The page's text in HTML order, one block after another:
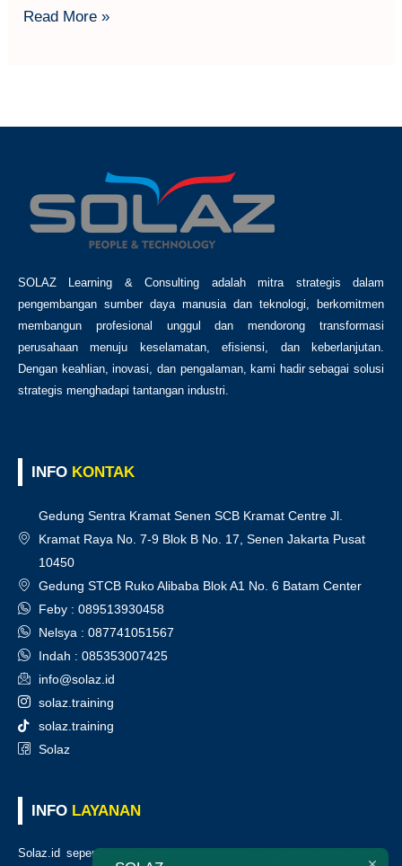
Read More »
SOLAZ Learning & Consulting adalah mitra strategis dalam
pengembangan sumber daya manusia dan teknologi, berkomitmen
membangun profesional unggul dan mendorong transformasi
perusahaan menuju keselamatan, efisiensi, dan keberlanjutan.
Dengan keahlian, inovasi, dan pengalaman, kami hadir sebagai solusi
strategis menghadapi tantangan industri.
INFO KONTAK
Gedung Sentra Kramat Senen SCB Kramat Centre Jl.
Kramat Raya No. 7-9 Blok B No. 17, Senen Jakarta Pusat
10450
Gedung STCB Ruko Alibaba Blok A1 No. 6 Batam Center
Feby : 089513930458
Nelsya : 087741051567
Indah : 085353007425
info@solaz.id
solaz.training
solaz.training
Solaz
INFO LAYANAN
Solaz.id sepenuh hati melayani klien kami, kepuasan anda adalah